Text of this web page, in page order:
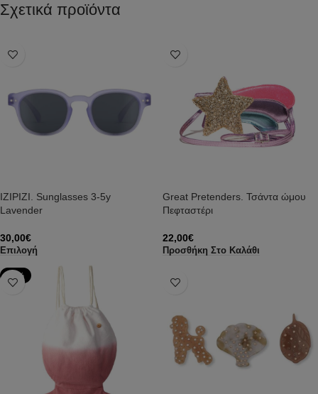
Σχετικά προϊόντα
IZIPIZI. Sunglasses 3-5y
Lavender
30,00€
Επιλογή
Great Pretenders. Τσάντα ώμου
Πεφταστέρι
22,00€
Προσθήκη Στο Καλάθι
-79%